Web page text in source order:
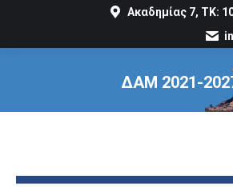
Ακαδημίας 7, ΤΚ:
ΔΑΜ 2021-
You are